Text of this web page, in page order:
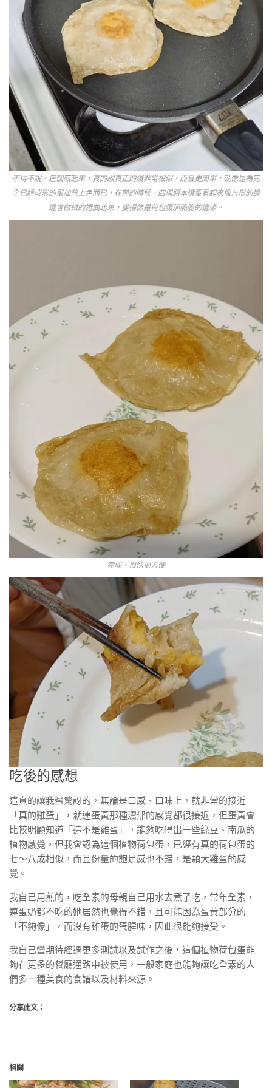
不得不說，這個煎起來，真的跟真正的蛋非常相似，而且更簡單，就像是為完
全已經成形的蛋加熱上色而已，在煎的時候，四周原本讓蛋看起來像方形的邊
邊會微微的捲曲起來，變得像是荷包蛋那脆脆的邊緣。
完成，很快很方便
吃後的感想
這真的讓我蠻驚訝的，無論是口感、口味上，就非常的接近
「真的雞蛋」，就連蛋黃那種濃郁的感覺都很接近，但蛋黃會
比較明顯知道「這不是雞蛋」，能夠吃得出一些綠豆、南瓜的
植物感覺，但我會認為這個植物荷包蛋，已經有真的荷包蛋的
七～八成相似，而且份量的飽足感也不錯，是顆大雞蛋的感
覺。
我自己用煎的，吃全素的母親自己用水去煮了吃，常年全素，
連蛋奶都不吃的她居然也覺得不錯，且可能因為蛋黃部分的
「不夠像」，而沒有雞蛋的蛋腥味，因此很能夠接受。
我自己蠻期待經過更多測試以及試作之後，這個植物荷包蛋能
夠在更多的餐廳通路中被使用，一般家庭也能夠讓吃全素的人
們多一種美食的食譜以及材料來源。
分享此文：
相關